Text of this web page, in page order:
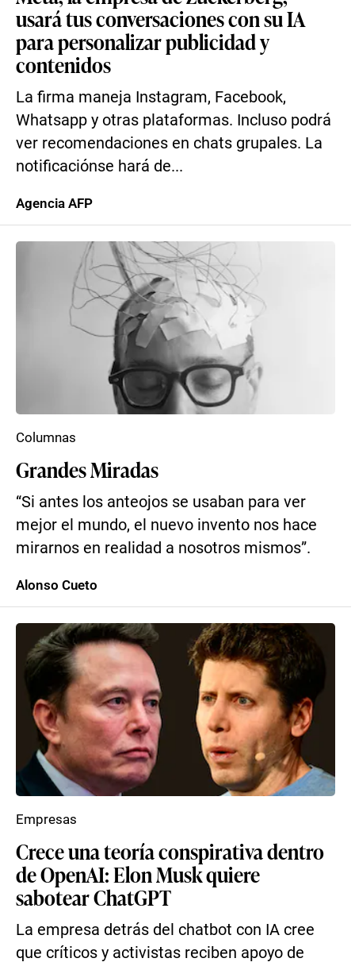
usará tus conversaciones con su IA
para personalizar publicidad y
contenidos
La firma maneja Instagram, Facebook,
Whatsapp y otras plataformas. Incluso podrá
ver recomendaciones en chats grupales. La
notificaciónse hará de...
Agencia AFP
Grandes Miradas
“Si antes los anteojos se usaban para ver
mejor el mundo, el nuevo invento nos hace
mirarnos en realidad a nosotros mismos”.
Columnas
Alonso Cueto
Crece una teoría conspirativa dentro
de OpenAI: Elon Musk quiere
sabotear ChatGPT
La empresa detrás del chatbot con IA cree
que críticos y activistas reciben apoyo de
Empresas